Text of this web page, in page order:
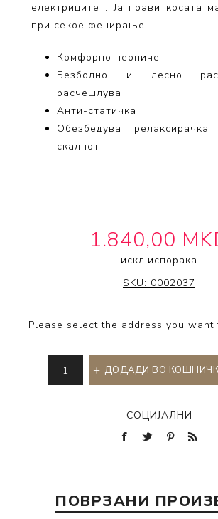
електрицитет. Ја прави косата
при секое фенирање.
Комфорно перниче
Безболно и лесно
расчешлува
Анти-статичка
Обезбедува
скалпот
1.840,00
искл.испорака
CARE & STYLE
SKU: 0002037
Please select the address you want
ДОДАДИ ВО
СОЦИЈАЛНИ
ПОВРЗАНИ